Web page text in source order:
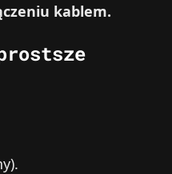
kablem.